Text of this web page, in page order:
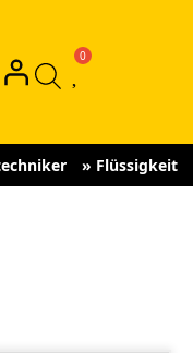
» Flüssigkeit